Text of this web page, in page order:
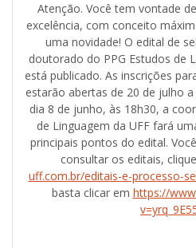
Atenção. Você tem vontade
excelência, com conceito
uma novidade! O edital de
doutorado do PPG Estudos de
está publicado. As inscrições
estarão abertas de 20 de julho
dia 8 de junho, às 18h30, a
de Linguagem da UFF fará
principais pontos do edital.
consultar os editais,
uff.com.br/editais-e-processo-
basta clicar em https://